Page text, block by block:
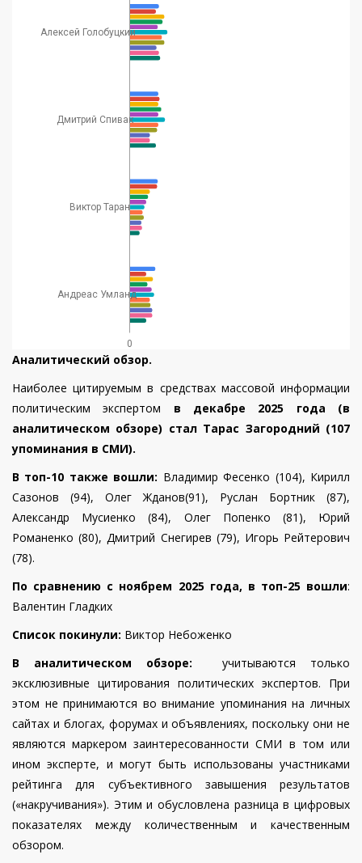
0
Алексей Голобуцкий
Дмитрий Спивак
Виктор Таран
Андреас Умланд
Аналитический обзор.
Наиболее цитируемым в средствах массовой информации
политическим экспертом в декабре 2025 года (в
аналитическом обзоре) стал Тарас Загородний (107
упоминания в СМИ).
В топ-10 также вошли: Владимир Фесенко (104), Кирилл
Сазонов (94), Олег Жданов(91), Руслан Бортник (87),
Александр Мусиенко (84), Олег Попенко (81), Юрий
Романенко (80), Дмитрий Снегирев (79), Игорь Рейтерович
(78).
По сравнению с ноябрем 2025 года, в топ-25 вошли:
Валентин Гладких
Список покинули: Виктор Небоженко
В аналитическом обзоре: учитываются только
эксклюзивные цитирования политических экспертов. При
этом не принимаются во внимание упоминания на личных
сайтах и блогах, форумах и объявлениях, поскольку они не
являются маркером заинтересованности СМИ в том или
ином эксперте, и могут быть использованы участниками
рейтинга для субъективного завышения результатов
(«накручивания»). Этим и обусловлена разница в цифровых
показателях между количественным и качественным
обзором.